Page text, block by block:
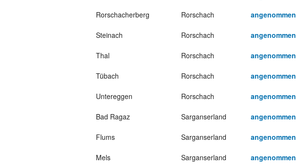
Rorschacherberg Rorschach angenommen
Steinach Rorschach angenommen
Thal Rorschach angenommen
Tübach Rorschach angenommen
Untereggen Rorschach angenommen
Bad Ragaz Sarganserland angenommen
Flums Sarganserland angenommen
Mels Sarganserland angenommen